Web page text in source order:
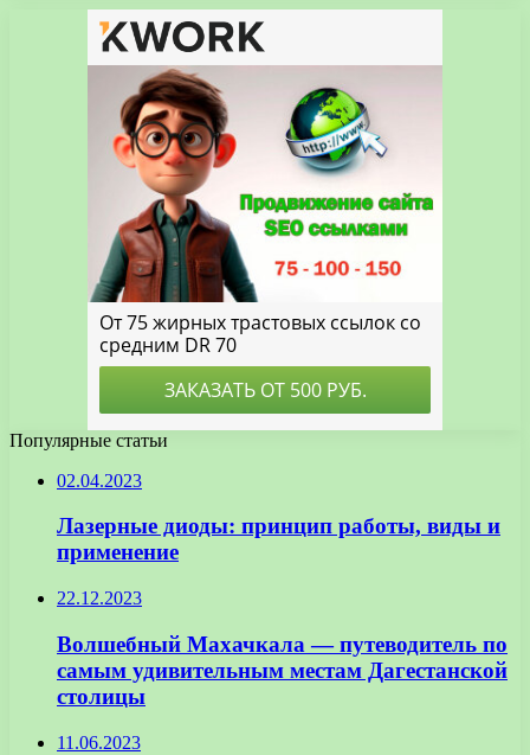
Популярные статьи
02.04.2023
Лазерные диоды: принцип работы, виды и
применение
22.12.2023
Волшебный Махачкала — путеводитель по
самым удивительным местам Дагестанской
столицы
11.06.2023